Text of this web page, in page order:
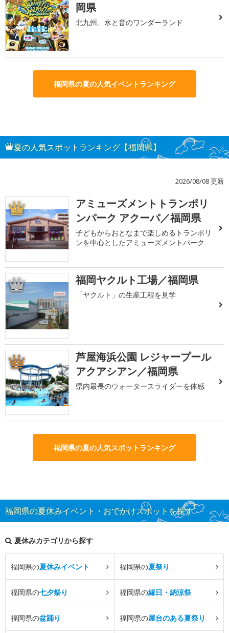
岡県
北九州、水と音のワンダーランド
福岡県の夏の人気イベントランキング
夏の人気スポットランキング【福岡県】
2026/08/08 更新
1
アミューズメントトランポリ
ンパーク アクーパ／福岡県
子どもからおとなまで楽しめるトランポリ
ンを中心としたアミューズメントパーク
2 福岡ヤクルト工場／福岡県
「ヤクルト」の生産工程を見学
3
芦屋海浜公園 レジャープール
アクアシアン／福岡県
県内最長のウォータースライダーを体感
福岡県の夏の人気スポットランキング
福岡県の夏休みイベント・おでかけスポットを探す
夏休みカテゴリから探す
福岡県の夏休みイベント 福岡県の夏祭り
福岡県の七夕祭り 福岡県の縁日・納涼祭
福岡県の盆踊り 福岡県の屋台のある夏祭り